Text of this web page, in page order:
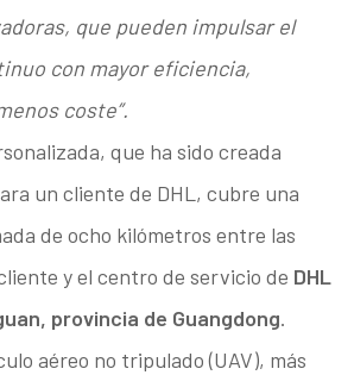
que pueden impulsar el
con mayor eficiencia,
coste”.
que ha sido creada
un cliente de DHL, cubre una
de ocho kilómetros entre las
y el centro de servicio de DHL
provincia de Guangdong.
aéreo no tripulado (UAV), más